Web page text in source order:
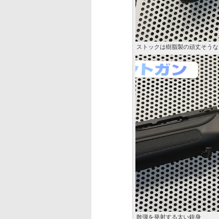
ストックは樹脂製の頑丈そう
散弾を発射する太い銃身